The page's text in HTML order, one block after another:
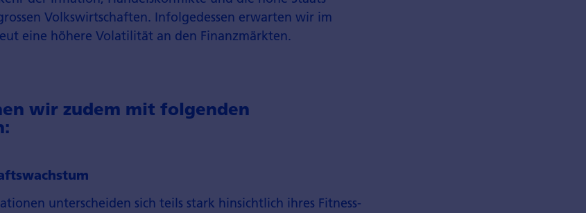
Volks­wirtschaften. Infolgedessen erwarten wir im
eine höhere Volatilität an den Finanzmärkten.
wir zudem mit folgenden
unterscheiden sich teils stark hinsichtlich ihres Fitness­